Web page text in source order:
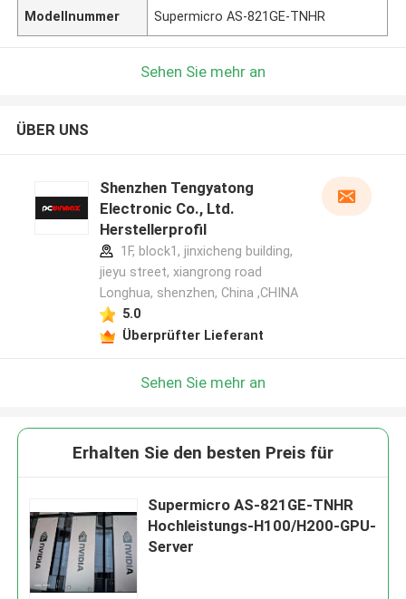
Modellnummer Supermicro AS-821GE-TNHR
Sehen Sie mehr an
ÜBER UNS
Shenzhen Tengyatong
Electronic Co., Ltd.
Herstellerprofil
1F, block1, jinxicheng building,
jieyu street, xiangrong road
Longhua, shenzhen, China ,CHINA
5.0
Überprüfter Lieferant
Sehen Sie mehr an
Erhalten Sie den besten Preis für
Supermicro AS-821GE-TNHR
Hochleistungs-H100/H200-GPU-
Server